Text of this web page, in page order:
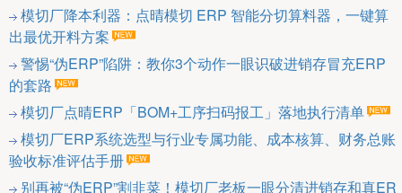
模切厂降本利器：点晴模切 ERP 智能分切算料器，一键算
出最优开料方案
警惕“伪ERP”陷阱：教你3个动作一眼识破进销存冒充ERP
的套路
模切厂点晴ERP「BOM+工序扫码报工」落地执行清单
模切厂ERP系统选型与行业专属功能、成本核算、财务总账
验收标准评估手册
别再被“伪ERP”割韭菜！模切厂老板一眼分清进销存和真ER